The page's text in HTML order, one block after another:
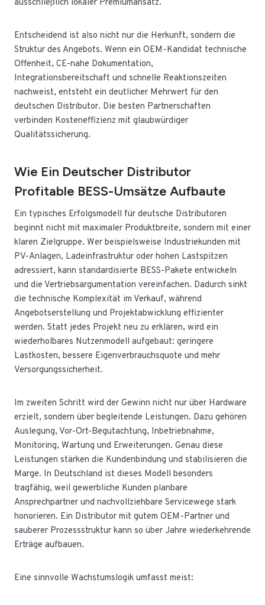
ausschließlich lokaler Premiumansatz.
Entscheidend ist also nicht nur die Herkunft, sondern die
Struktur des Angebots. Wenn ein OEM-Kandidat technische
Offenheit, CE-nahe Dokumentation,
Integrationsbereitschaft und schnelle Reaktionszeiten
nachweist, entsteht ein deutlicher Mehrwert für den
deutschen Distributor. Die besten Partnerschaften
verbinden Kosteneffizienz mit glaubwürdiger
Qualitätssicherung.
Wie Ein Deutscher Distributor
Profitable BESS-Umsätze Aufbaute
Ein typisches Erfolgsmodell für deutsche Distributoren
beginnt nicht mit maximaler Produktbreite, sondern mit einer
klaren Zielgruppe. Wer beispielsweise Industriekunden mit
PV-Anlagen, Ladeinfrastruktur oder hohen Lastspitzen
adressiert, kann standardisierte BESS-Pakete entwickeln
und die Vertriebsargumentation vereinfachen. Dadurch sinkt
die technische Komplexität im Verkauf, während
Angebotserstellung und Projektabwicklung effizienter
werden. Statt jedes Projekt neu zu erklären, wird ein
wiederholbares Nutzenmodell aufgebaut: geringere
Lastkosten, bessere Eigenverbrauchsquote und mehr
Versorgungssicherheit.
Im zweiten Schritt wird der Gewinn nicht nur über Hardware
erzielt, sondern über begleitende Leistungen. Dazu gehören
Auslegung, Vor-Ort-Begutachtung, Inbetriebnahme,
Monitoring, Wartung und Erweiterungen. Genau diese
Leistungen stärken die Kundenbindung und stabilisieren die
Marge. In Deutschland ist dieses Modell besonders
tragfähig, weil gewerbliche Kunden planbare
Ansprechpartner und nachvollziehbare Servicewege stark
honorieren. Ein Distributor mit gutem OEM-Partner und
sauberer Prozessstruktur kann so über Jahre wiederkehrende
Erträge aufbauen.
Eine sinnvolle Wachstumslogik umfasst meist: